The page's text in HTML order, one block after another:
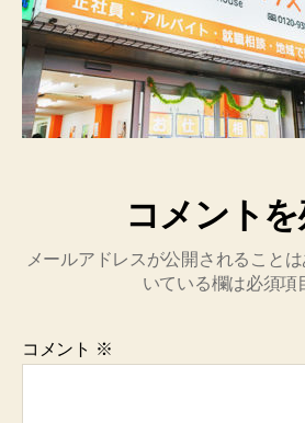
コメント
メールアドレスが公開されることは
いている欄は必須項
コメント ※